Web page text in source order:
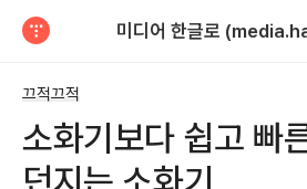
끄적끄적
소화기보다 쉽고 빠